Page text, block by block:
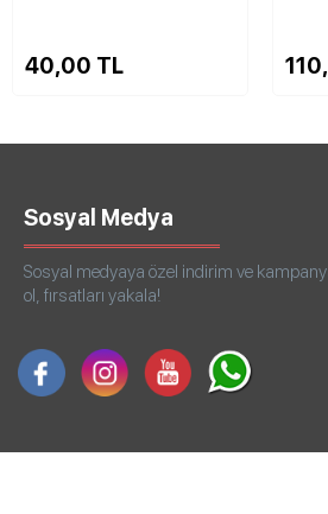
40,00 TL
Sosyal Medya
Sosyal medyaya özel indirim ve
ol, fırsatları yakala!